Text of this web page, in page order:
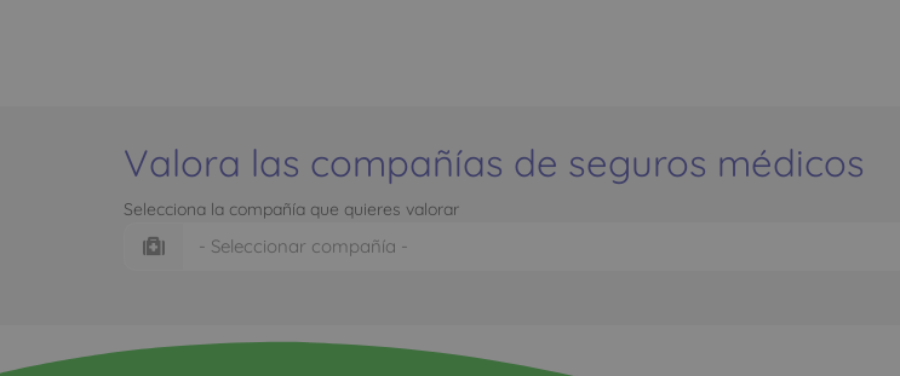
Valora las compañías de seguros médicos
Selecciona la compañía que quieres valorar